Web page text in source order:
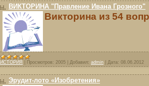
ВИКТОРИНА "Правление Ивана Грозного"
Викторина из 54
ИСТОРИЯ Просмотров: 2005 Добавил: admin Дата: 08.06.2012
Эрудит-лото «Изобретения»